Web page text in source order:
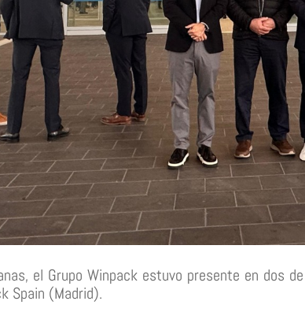
el Grupo Winpack estuvo presente en dos
Spain (Madrid).